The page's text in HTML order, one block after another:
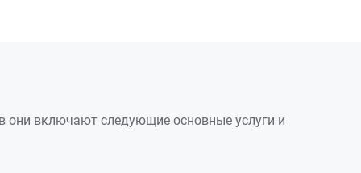
они включают следующие основные услуги и